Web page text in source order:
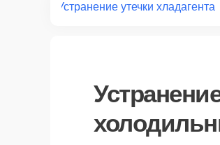
Устранение утечки хладагента